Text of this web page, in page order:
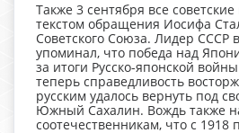
Также 3 сентября все
текстом обращения Иосифа
Советского Союза. Лидер СССР
упоминал, что победа над
за итоги Русско-японской
теперь справедливость
русским удалось вернуть под
Южный Сахалин. Вождь также
соотечественникам, что с 1918